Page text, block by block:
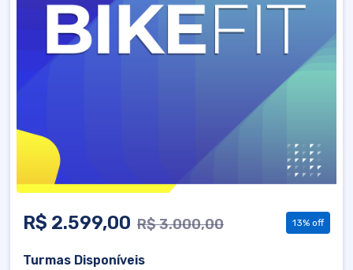
R$ 2.599,00 R$ 3.000,00 13% off
Turmas Disponíveis